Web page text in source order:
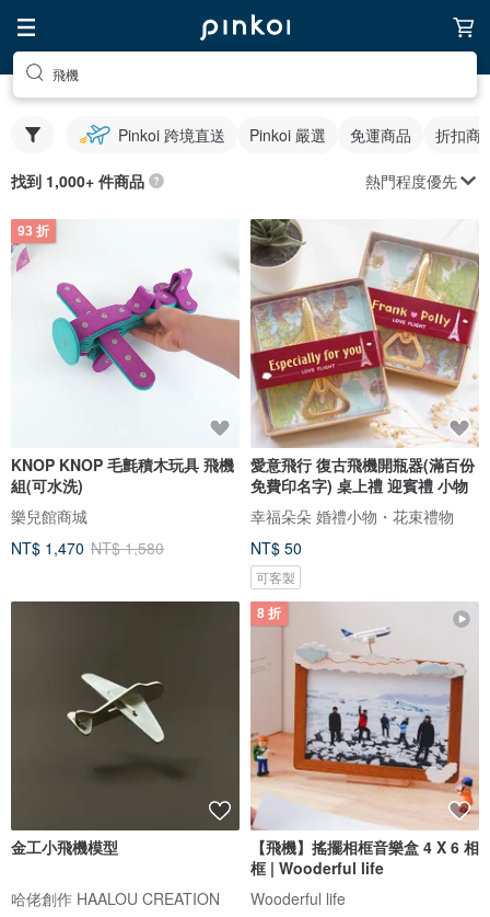
飛機
Pinkoi 跨境直送 Pinkoi 嚴選 免運商品 折扣商
找到 1,000+ 件商品 熱門程度優先
93 折
KNOP KNOP 毛氈積木玩具 飛機
組(可水洗)
樂兒館商城
NT$ 1,470 NT$ 1,580
愛意飛行 復古飛機開瓶器(滿百份
免費印名字) 桌上禮 迎賓禮 小物
幸福朵朵 婚禮小物・花束禮物
NT$ 50
可客製
金工小飛機模型
哈佬創作 HAALOU CREATION
8 折
【飛機】搖擺相框音樂盒 4 X 6 相
框 | Wooderful life
Wooderful life